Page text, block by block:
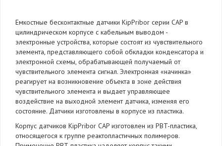
Емкостные бесконтактные датчики KipPribor серии CAP в
цилиндрическом корпусе c кабельным выводом -
электронные устройства, которые состоят из чувствительного
элемента, представляющего собой обкладки конденсатора и
электронной схемы, обрабатывающей получаемый от
чувствительного элемента сигнал. Электронная «начинка»
реагирует на возникновение объекта в зоне действия
чувствительного элемента и выдает управляющее
воздействие на выходной элемент датчика, изменяя его
состояние. Датчики изготовлены в корпусе из пластика.
Корпус датчиков KipPribor CAP изготовлен из PBT-пластика,
относящегося к группе реактопластичных полимеров.